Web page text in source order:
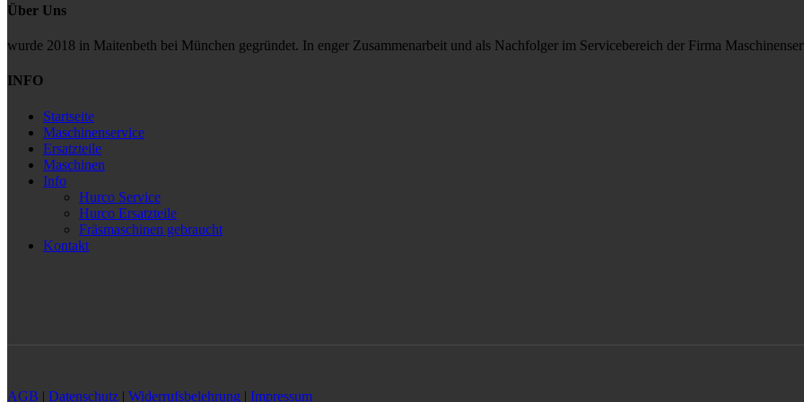
Über Uns
wurde 2018 in Maitenbeth bei München gegründet. In enger Zusammenarbeit und als Nachfolger im Servicebereich der Firma
INFO
Startseite
Maschinenservice
Ersatzteile
Maschinen
Info
Hurco Service
Hurco Ersatzteile
Fräsmaschinen gebraucht
Kontakt
AGB | Datenschutz | Widerrufsbelehrung | Impressum